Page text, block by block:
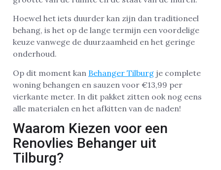
Hoewel het iets duurder kan zijn dan traditioneel
behang, is het op de lange termijn een voordelige
keuze vanwege de duurzaamheid en het geringe
onderhoud.
Op dit moment kan Behanger Tilburg je complete
woning behangen en sauzen voor €13,99 per
vierkante meter. In dit pakket zitten ook nog eens
alle materialen en het afkitten van de naden!
Waarom Kiezen voor een
Renovlies Behanger uit
Tilburg?